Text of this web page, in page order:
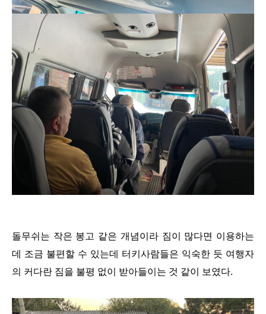
돌무쉬는 작은 봉고 같은 개념이라 짐이 많다면 이용하는
데 조금 불편할 수 있는데 터키사람들은 익숙한 듯 여행자
의 커다란 짐을 불평 없이 받아들이는 것 같이 보였다.